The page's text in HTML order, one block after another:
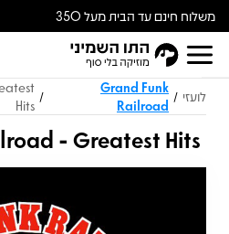
משלוח חינם עד הבית מעל 350
ש״ח
לועזי /
Grand Funk
Railroad
/
Hits
- Greatest Hits